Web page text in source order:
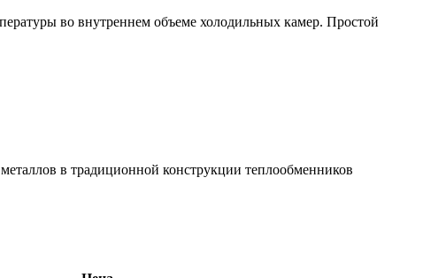
во внутреннем объеме холодильных камер. Простой
в традиционной конструкции теплообменников